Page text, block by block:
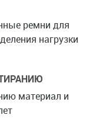
ремни для
нагрузки
материал и